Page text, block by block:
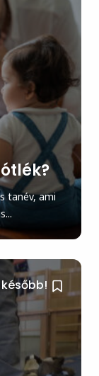
tanév, ami